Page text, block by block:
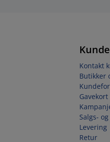
Kontakt
Butikker
Gavekort
Salgs-
Levering
Retur